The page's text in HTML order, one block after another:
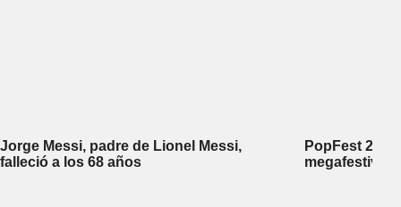
Jorge Messi, padre de Lionel Messi,
falleció a los 68 años
PopFest
megafestival